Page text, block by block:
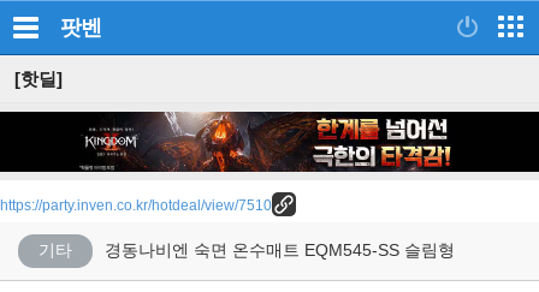
팟벤
[핫딜]
https://party.inven.co.kr/hotdeal/view/7510
기타 경동나비엔 숙면 온수매트 EQM545-SS 슬림형